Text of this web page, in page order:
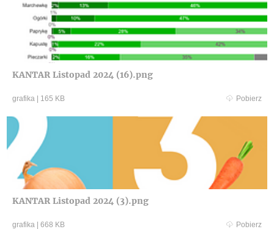
KANTAR Listopad 2024 (16).png
grafika 165 KB Pobierz
KANTAR Listopad 2024 (3).png
grafika 668 KB Pobierz